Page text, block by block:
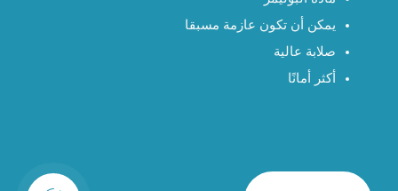
يمكن أن تكون عازمة مسبقا
صلابة عالية
أكثر أمانًا